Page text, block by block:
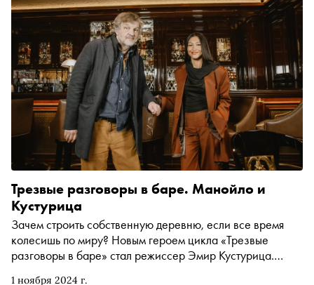
1 ноября 2024 г.
Трезвые разговоры в баре. Манойло и
Кустурица
Зачем строить собственную деревню, если все время
колесишь по миру? Новым героем цикла «Трезвые
разговоры в баре» стал режиссер Эмир Кустурица.